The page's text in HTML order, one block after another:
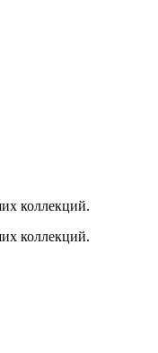
коллекций.
коллекций.